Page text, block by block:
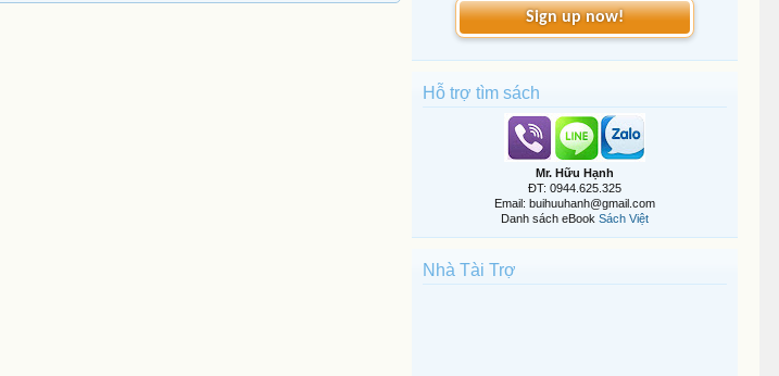
Sign up now!
Hỗ trợ tìm sách
Mr. Hữu Hạnh
ĐT: 0944.625.325
Email: buihuuhanh@gmail.com
Danh sách eBook Sách Việt
Nhà Tài Trợ